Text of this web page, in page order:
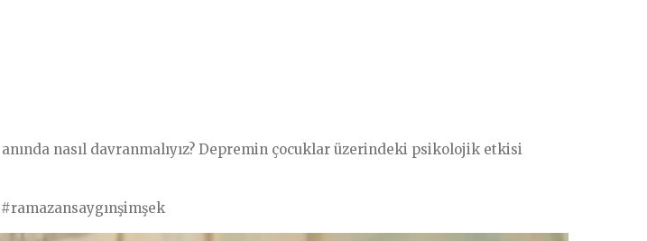
nasıl davranmalıyız? Depremin çocuklar üzerindeki psikolojik etkisi